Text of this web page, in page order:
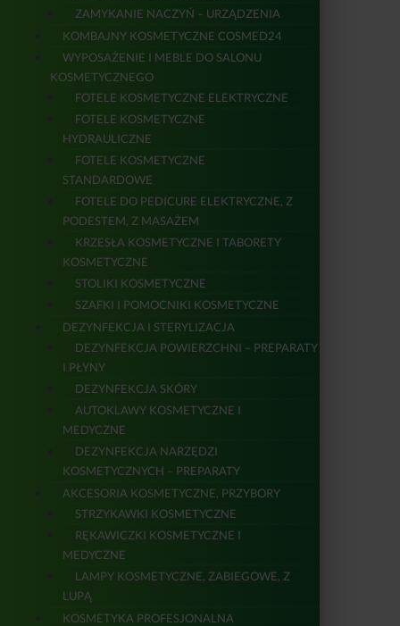
ZAMYKANIE NACZYŃ – URZĄDZENIA
KOMBAJNY KOSMETYCZNE COSMED24
WYPOSAŻENIE I MEBLE DO SALONU
KOSMETYCZNEGO
FOTELE KOSMETYCZNE ELEKTRYCZNE
FOTELE KOSMETYCZNE
HYDRAULICZNE
FOTELE KOSMETYCZNE
STANDARDOWE
FOTELE DO PEDICURE ELEKTRYCZNE, Z
PODESTEM, Z MASAŻEM
KRZESŁA KOSMETYCZNE I TABORETY
KOSMETYCZNE
STOLIKI KOSMETYCZNE
SZAFKI I POMOCNIKI KOSMETYCZNE
DEZYNFEKCJA I STERYLIZACJA
DEZYNFEKCJA POWIERZCHNI – PREPARATY
I PŁYNY
DEZYNFEKCJA SKÓRY
AUTOKLAWY KOSMETYCZNE I
MEDYCZNE
DEZYNFEKCJA NARZĘDZI
KOSMETYCZNYCH – PREPARATY
AKCESORIA KOSMETYCZNE, PRZYBORY
STRZYKAWKI KOSMETYCZNE
RĘKAWICZKI KOSMETYCZNE I
MEDYCZNE
LAMPY KOSMETYCZNE, ZABIEGOWE, Z
LUPĄ
KOSMETYKA PROFESJONALNA